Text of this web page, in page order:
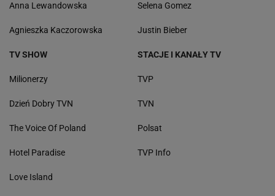
Anna Lewandowska
Agnieszka Kaczorowska
Selena Gomez
Justin Bieber
TV SHOW
Milionerzy
Dzień Dobry TVN
The Voice Of Poland
Hotel Paradise
Love Island
STACJE I KANAŁY TV
TVP
TVN
Polsat
TVP Info